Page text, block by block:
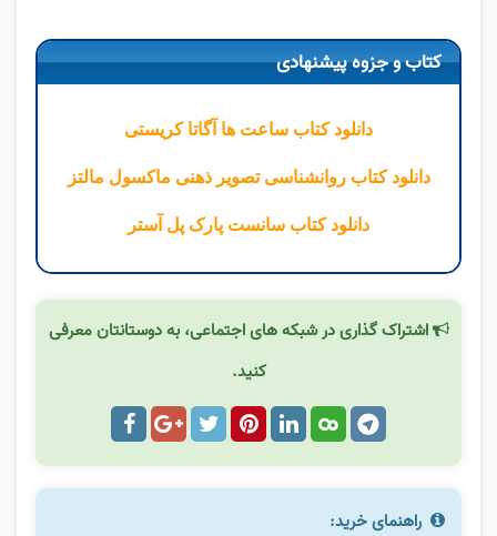
کتاب و جزوه پیشنهادی
دانلود کتاب ساعت ها آگاتا کریستی
دانلود کتاب روانشناسی تصویر ذهنی ماکسول مالتز
دانلود کتاب سانست پارک پل آستر
اشتراک گذاری در شبکه های اجتماعی، به دوستانتان معرفی
کنید.
راهنمای خرید: